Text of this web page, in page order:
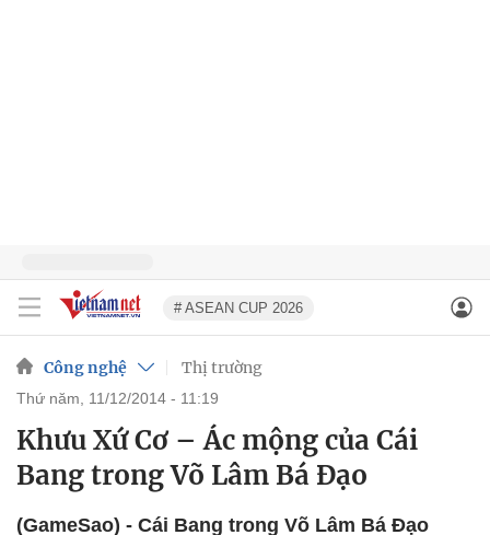
# ASEAN CUP 2026
Công nghệ Thị trường
thứ năm, 11/12/2014 - 11:19
Khưu Xứ Cơ – Ác mộng của Cái
Bang trong Võ Lâm Bá Đạo
(GameSao) - Cái Bang trong Võ Lâm Bá Đạo